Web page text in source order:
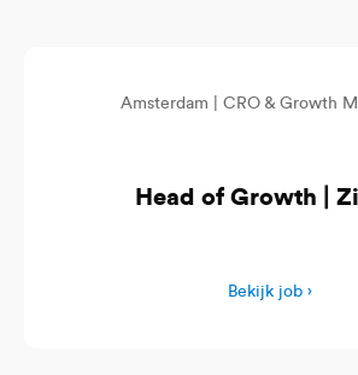
Amsterdam | CRO & Growth
Head of Growth |
Bekijk job ›